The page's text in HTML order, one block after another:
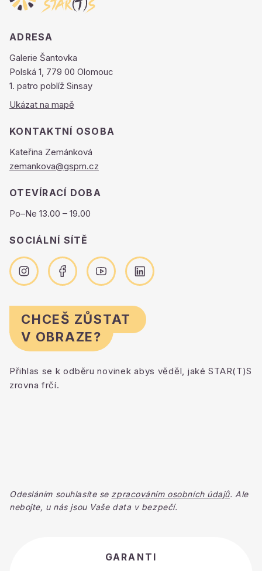
ADRESA
Galerie Šantovka
Polská 1, 779 00 Olomouc
1. patro poblíž Sinsay
Ukázat na mapě
KONTAKTNÍ OSOBA
Kateřina Zemánková
zemankova@gspm.cz
OTEVÍRACÍ DOBA
Po–Ne 13.00 – 19.00
SOCIÁLNÍ SÍTĚ
CHCEŠ ZŮSTAT
V OBRAZE?
Přihlas se k odběru novinek abys věděl, jaké STAR(T)S
zrovna frčí.
Odesláním souhlasíte se zpracováním osobních údajů. Ale
nebojte, u nás jsou Vaše data v bezpečí.
GARANTI